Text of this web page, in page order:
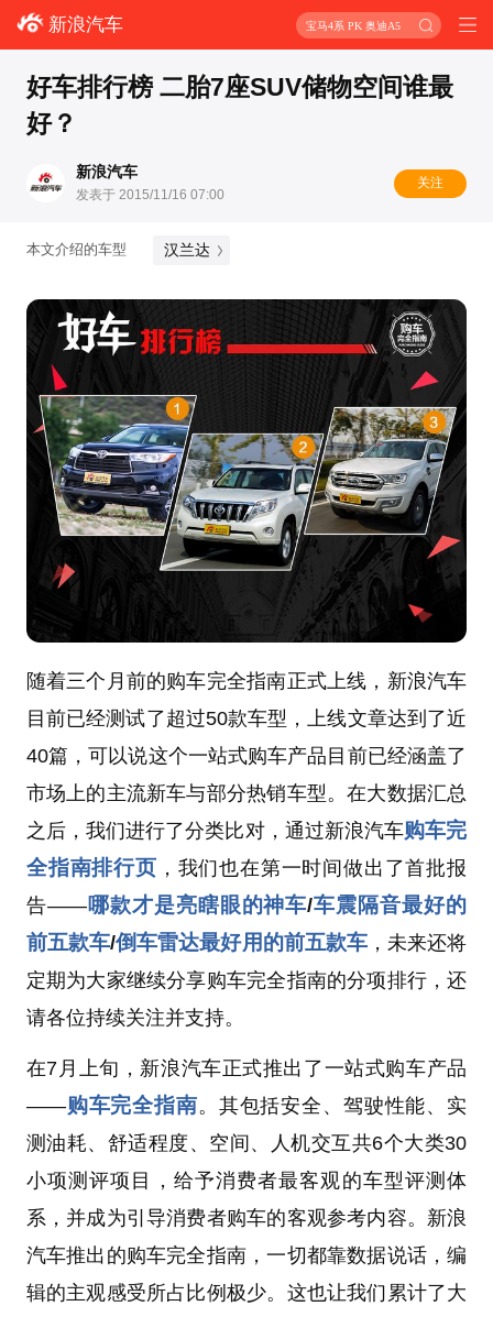
新浪汽车 宝马4系 PK 奥迪A5
好车排行榜 二胎7座SUV储物空间谁最
好？
新浪汽车
发表于 2015/11/16 07:00
关注
本文介绍的车型 汉兰达
随着三个月前的购车完全指南正式上线，新浪汽车
目前已经测试了超过50款车型，上线文章达到了近
40篇，可以说这个一站式购车产品目前已经涵盖了
市场上的主流新车与部分热销车型。在大数据汇总
之后，我们进行了分类比对，通过新浪汽车购车完
全指南排行页 ，我们也在第一时间做出了首批报
告——哪款才是亮瞎眼的神车/车震隔音最好的
前五款车/倒车雷达最好用的前五款车，未来还将
定期为大家继续分享购车完全指南的分项排行，还
请各位持续关注并支持。
在7月上旬，新浪汽车正式推出了一站式购车产品
——购车完全指南。其包括安全、驾驶性能、实
测油耗、舒适程度、空间、人机交互共6个大类30
小项测评项目，给予消费者最客观的车型评测体
系，并成为引导消费者购车的客观参考内容。新浪
汽车推出的购车完全指南，一切都靠数据说话，编
辑的主观感受所占比例极少。这也让我们累计了大